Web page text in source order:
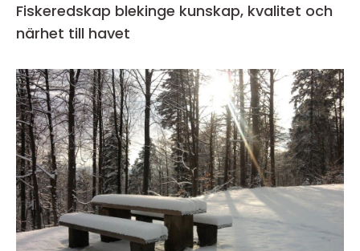
Fiskeredskap blekinge kunskap, kvalitet och
närhet till havet